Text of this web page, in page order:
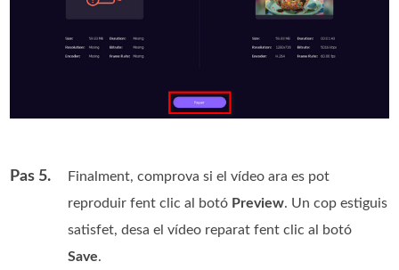
Pas 5.
Finalment, comprova si el vídeo ara es pot
reproduir fent clic al botó Preview. Un cop estiguis
satisfet, desa el vídeo reparat fent clic al botó
Save.